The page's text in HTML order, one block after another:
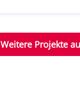
Weitere Projekte